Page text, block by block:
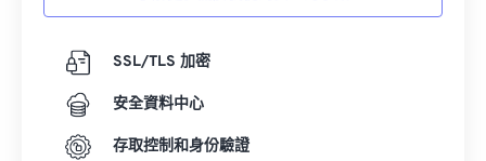
SSL/TLS 加密
安全資料中心
存取控制和身份驗證